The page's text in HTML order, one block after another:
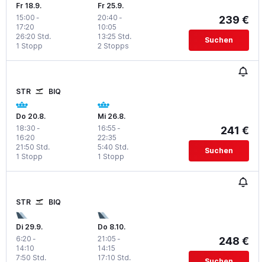
Fr 18.9.
15:00 -
17:20
1 Stopp
26:20 Std.
Fr 25.9.
20:40 -
10:05
2 Stopps
13:25 Std.
239 €
Suchen
STR BIQ
Do 20.8.
18:30 -
16:20
1 Stopp
21:50 Std.
Mi 26.8.
16:55 -
22:35
1 Stopp
5:40 Std.
241 €
Suchen
STR BIQ
Di 29.9.
6:20 -
14:10
7:50 Std.
Do 8.10.
21:05 -
14:15
17:10 Std.
248 €